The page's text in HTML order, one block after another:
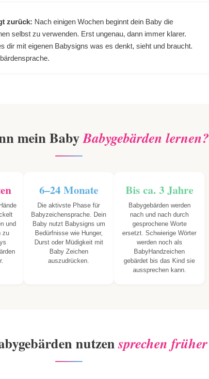
zurück: Nach einigen Wochen beginnt dein Baby die
selbst zu verwenden. Erst ungenau, dann immer klarer.
dir mit eigenen Babysigns was es denkt, sieht und braucht.
mein BabyBabygebärden lernen?
und
zu
6–24 Monate
Die aktivste Phase für
Babyzeichensprache. Dein
Baby nutzt Babysigns um
Bedürfnisse wie Hunger,
Durst oder Müdigkeit mit
Baby Zeichen
auszudrücken.
Bis ca. 3 Jahre
Babygebärden werden
nach und nach durch
gesprochene Worte
ersetzt. Schwierige Wörter
werden noch als
BabyHandzeichen
gebärdet bis das Kind sie
aussprechen kann.
nutzensprechen früher